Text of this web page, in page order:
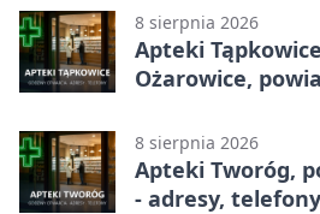
8 sierpnia 2026
Apteki
Ożarowice,
8 sierpnia 2026
Apteki Tworóg,
- adresy,